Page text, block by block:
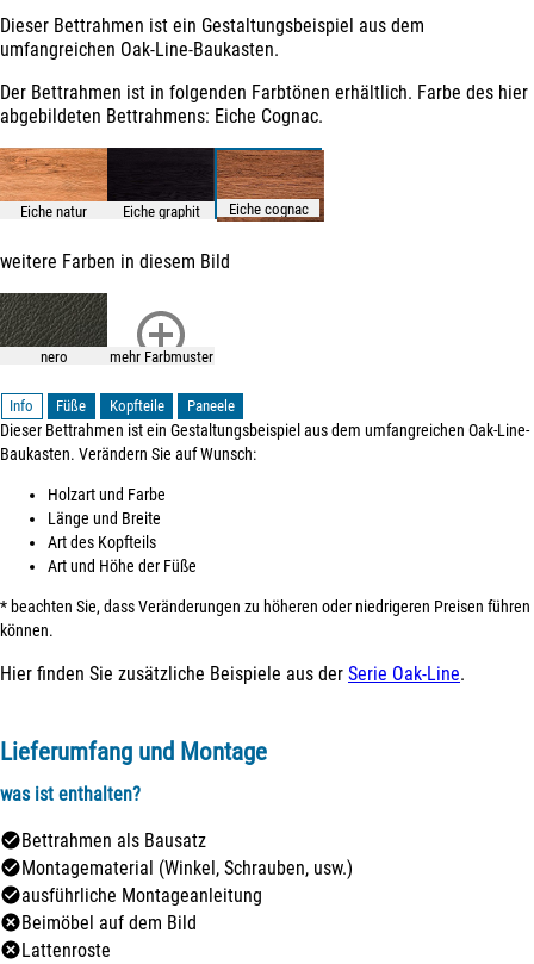
Dieser Bettrahmen ist ein Gestaltungsbeispiel aus dem
umfangreichen Oak-Line-Baukasten.
Der Bettrahmen ist in folgenden Farbtönen erhältlich. Farbe des hier
abgebildeten Bettrahmens: Eiche Cognac.
Eiche natur Eiche graphit Eiche cognac
weitere Farben in diesem Bild
nero mehr Farbmuster
Info Füße Kopfteile Paneele
Dieser Bettrahmen ist ein Gestaltungsbeispiel aus dem umfangreichen Oak-Line-
Baukasten. Verändern Sie auf Wunsch:
Holzart und Farbe
Länge und Breite
Art des Kopfteils
Art und Höhe der Füße
* beachten Sie, dass Veränderungen zu höheren oder niedrigeren Preisen führen
können.
Hier finden Sie zusätzliche Beispiele aus der Serie Oak-Line.
Lieferumfang und Montage
was ist enthalten?
Bettrahmen als Bausatz
Montagematerial (Winkel, Schrauben, usw.)
ausführliche Montageanleitung
Beimöbel auf dem Bild
Lattenroste